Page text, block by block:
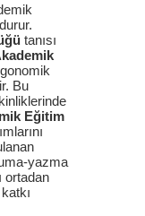
tanısı
Bu
Eğitim
yazma
ortadan